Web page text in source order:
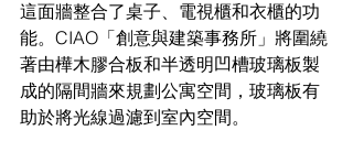
這面牆整合了桌子、電視櫃和衣櫃的功
能。CIAO「創意與建築事務所」將圍繞
著由樺木膠合板和半透明凹槽玻璃板製
成的隔間牆來規劃公寓空間，玻璃板有
助於將光線過濾到室內空間。